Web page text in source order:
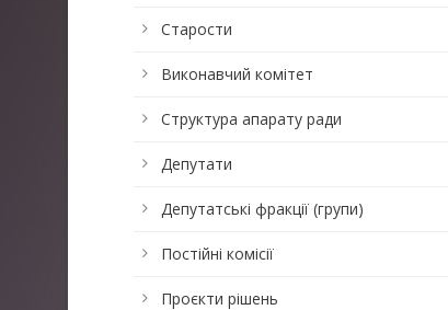
Старости
Виконавчий комітет
Структура апарату ради
Депутати
Депутатські фракції (групи)
Постійні комісії
Проєкти рішень